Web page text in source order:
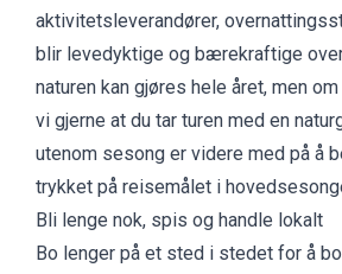
aktivitetsleverandører,
blir levedyktige og bærekraftige
naturen kan gjøres hele året, men
vi gjerne at du tar turen med en
utenom sesong er videre med på å
trykket på reisemålet i
Bli lenge nok, spis og handle lokalt
Bo lenger på et sted i stedet for å